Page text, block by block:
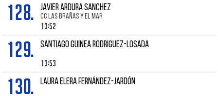
128. JAVIER ARDURA SANCHEZ
CC LAS BRAÑAS Y EL MAR
13:52
129. SANTIAGO GUINEA RODRIGUEZ-LOSADA
13:53
130. LAURA ELERA FERNÁNDEZ-JARDÓN